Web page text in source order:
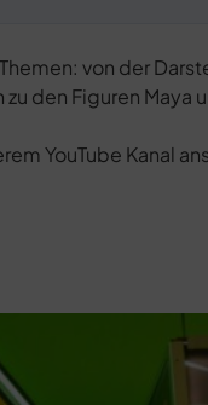
von der
den Figuren Maya
YouTube Kanal